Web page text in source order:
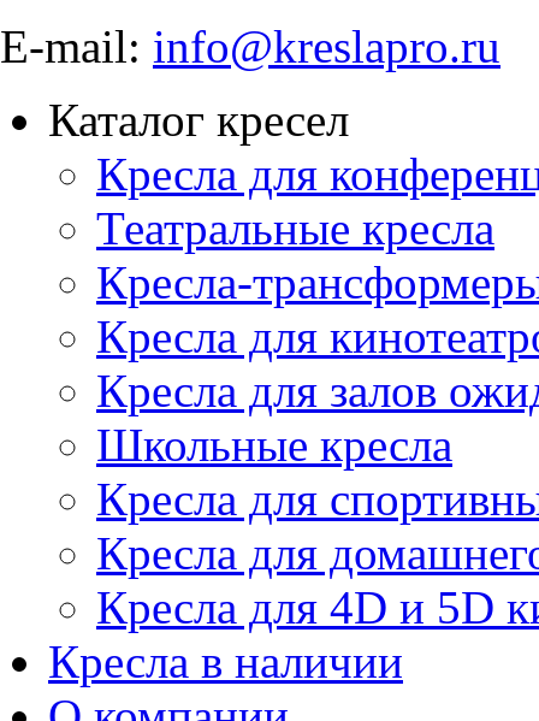
E-mail: info@kreslapro.ru
Каталог кресел
Кресла для
Театральные кресла
Кресла-
Кресла для
Кресла для залов
Школьные кресла
Кресла для
Кресла для
Кресла для 4D и 5D
Кресла в наличии